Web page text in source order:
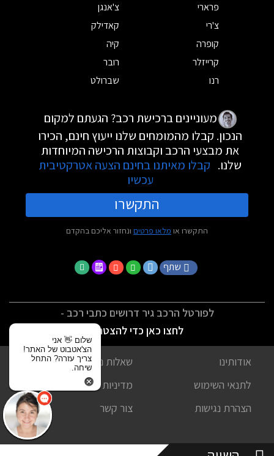
פרארי
צ'אנגן
צ'רי
קאדילק
קופרה
קיה
קרייזלר
רובר
רנו
שברולט
מעוניינים ברכישת רכב? הגעתם למקום
הנכון. קבלו מהמומחים שלנו ייעוץ חינם, הכירו
את מבצעי הרכב וקבוצות הרכישה המיוחדות
שלנו. קבלו מאיתנו בחינם הצעה אטרקטיבית
עכשיו
התקשרו
התקשרו או מלאו פרטים ונחזור אליכם בהקדם
שתף
לפורטל הרכב גיר דרושים כתבי רכב -
לחצו כאן כדי להצטרף
אודותינו
שאלות נפוצות
לתנאי השימוש
מדיניות פרטיות
הצהרת נגישות
צור קשר
שלום 👋 אני
הצ'אטבוט של האתר!
צריך עזרה? התחל
שיחה.